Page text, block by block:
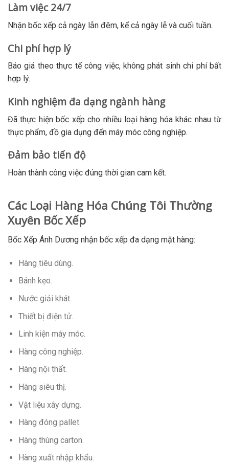
Làm việc 24/7
Nhận bốc xếp cả ngày lẫn đêm, kể cả ngày lễ và cuối tuần.
Chi phí hợp lý
Báo giá theo thực tế công việc, không phát sinh chi phí bất
hợp lý.
Kinh nghiệm đa dạng ngành hàng
Đã thực hiện bốc xếp cho nhiều loại hàng hóa khác nhau từ
thực phẩm, đồ gia dụng đến máy móc công nghiệp.
Đảm bảo tiến độ
Hoàn thành công việc đúng thời gian cam kết.
Các Loại Hàng Hóa Chúng Tôi Thường
Xuyên Bốc Xếp
Bốc Xếp Ánh Dương nhận bốc xếp đa dạng mặt hàng:
Hàng tiêu dùng.
Bánh kẹo.
Nước giải khát.
Thiết bị điện tử.
Linh kiện máy móc.
Hàng công nghiệp.
Hàng nội thất.
Hàng siêu thị.
Vật liệu xây dựng.
Hàng đóng pallet.
Hàng thùng carton.
Hàng xuất nhập khẩu.